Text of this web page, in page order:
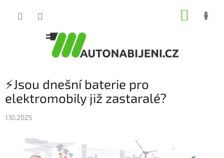
⚡Jsou dnešní baterie pro
elektromobily již zastaralé?
1.10.2025